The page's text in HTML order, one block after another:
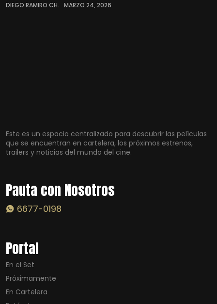
DIEGO RAMIRO CH. MARZO 24, 2026
Este es un espacio centralizado para descubrir las películas
que se encuentran en cartelera, los próximos estrenos,
trailers y noticias del mundo del cine.
Pauta con Nosotros
6677-0198
Portal
En el Set
Próximamente
En Cartelera